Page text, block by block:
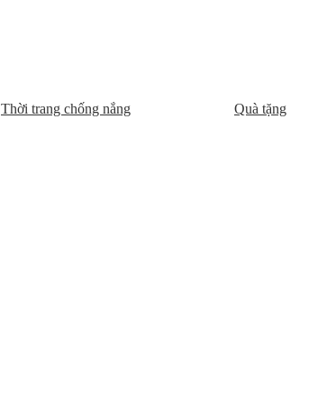
Thời trang chống nắng
Quà tặng